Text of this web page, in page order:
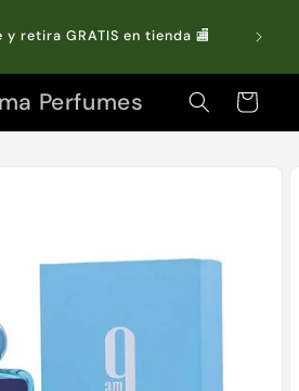
retira GRATIS en tienda 🏬
Perfumes Carrito